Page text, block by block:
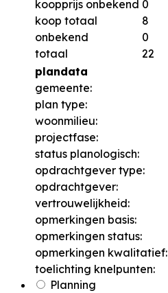
koopprijs onbekend 0
koop totaal
8
onbekend
0
totaal
22
plandata
gemeente:
plan type:
woonmilieu:
projectfase:
status planologisch:
opdrachtgever type:
opdrachtgever:
vertrouwelijkheid:
opmerkingen basis:
opmerkingen status:
opmerkingen kwalitatief:
toelichting knelpunten:
Planning